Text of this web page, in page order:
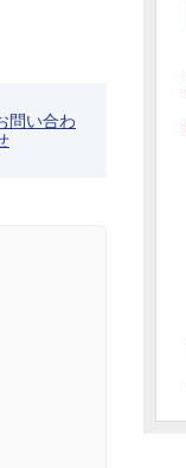
問い合わ